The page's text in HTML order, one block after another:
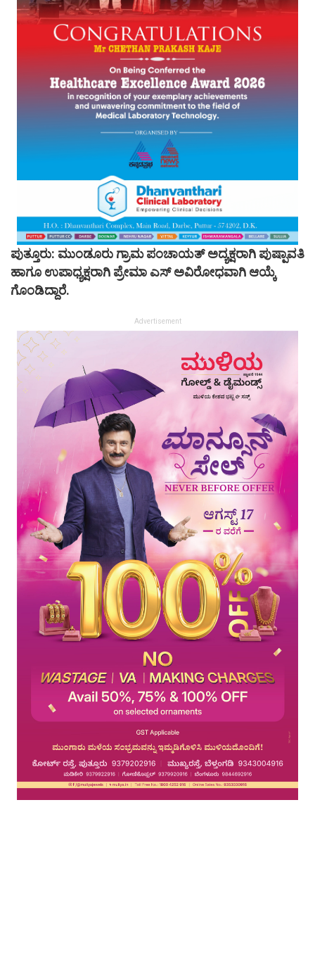
ಪುತ್ತೂರು: ಮುಂಡೂರು ಗ್ರಾಮ ಪಂಚಾಯತ್ ಅದ್ಯಕ್ಷರಾಗಿ ಪುಷ್ಪಾವತಿ
ಹಾಗೂ ಉಪಾಧ್ಯಕ್ಷರಾಗಿ ಪ್ರೇಮಾ ಎಸ್ ಅವಿರೋಧವಾಗಿ ಆಯ್ಕೆ
ಗೊಂಡಿದ್ದಾರೆ.
Advertisement